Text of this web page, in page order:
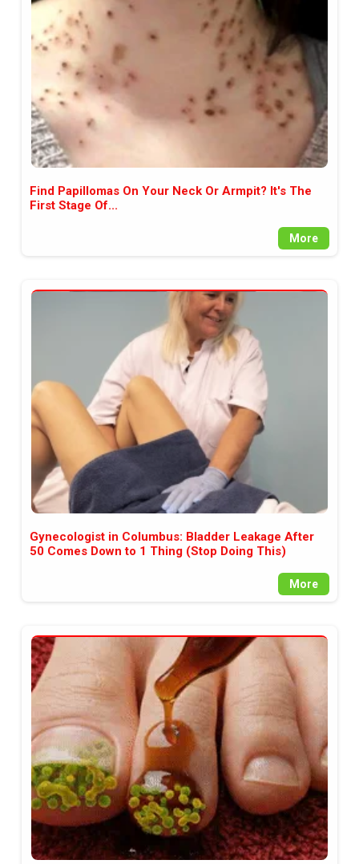
аудитория, затова държим на
прозрачност и коректност от
наша страна. Поднасяме ви
новините такива, каквито са. В
пълния си потенциал.
Find Papillomas On Your Neck Or Armpit? It's The
First Stage Of...
More
Gynecologist in Columbus: Bladder Leakage After
50 Comes Down to 1 Thing (Stop Doing This)
More